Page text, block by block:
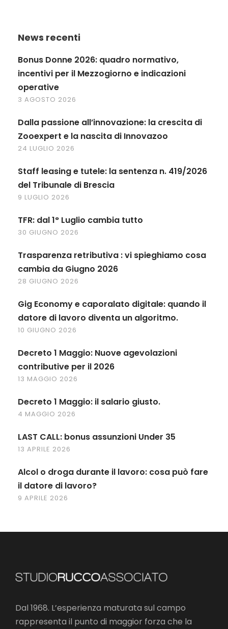
News recenti
Bonus Donne 2026: quadro normativo,
incentivi per il Mezzogiorno e indicazioni
operative
3 AGOSTO 2026
Dalla passione all’innovazione: la crescita di
Zooexpert e la nascita di Innovazoo
24 LUGLIO 2026
Staff leasing e tutele: la sentenza n. 419/2026
del Tribunale di Brescia
9 LUGLIO 2026
TFR: dal 1° Luglio cambia tutto
30 GIUGNO 2026
Trasparenza retributiva : vi spieghiamo cosa
cambia da Giugno 2026
28 GIUGNO 2026
Gig Economy e caporalato digitale: quando il
datore di lavoro diventa un algoritmo.
10 GIUGNO 2026
Decreto 1 Maggio: Nuove agevolazioni
contributive per il 2026
13 MAGGIO 2026
Decreto 1 Maggio: il salario giusto.
4 MAGGIO 2026
LAST CALL: bonus assunzioni Under 35
13 APRILE 2026
Alcol o droga durante il lavoro: cosa può fare
il datore di lavoro?
9 APRILE 2026
Dal 1968. L’esperienza maturata sul campo
rappresenta il punto di maggior forza che la